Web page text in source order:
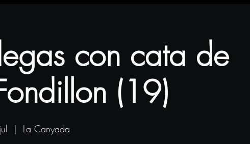
con cata de
(19)
  |
La Canyada